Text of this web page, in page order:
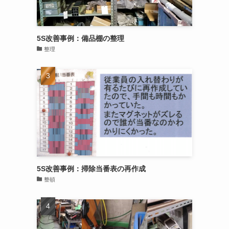
5S改善事例：備品棚の整理
整理
5S改善事例：掃除当番表の再作成
整頓